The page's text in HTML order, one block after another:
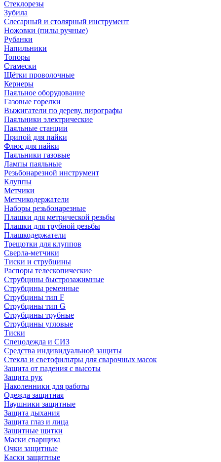
Стеклорезы
Зубила
Слесарный и столярный инструмент
Ножовки (пилы ручные)
Рубанки
Напильники
Топоры
Стамески
Щётки проволочные
Кернеры
Паяльное оборудование
Газовые горелки
Выжигатели по дереву, пирографы
Паяльники электрические
Паяльные станции
Припой для пайки
Флюс для пайки
Паяльники газовые
Лампы паяльные
Резьбонарезной инструмент
Клуппы
Метчики
Метчикодержатели
Наборы резьбонарезные
Плашки для метрической резьбы
Плашки для трубной резьбы
Плашкодержатели
Трещотки для клуппов
Сверла-метчики
Тиски и струбцины
Распоры телескопические
Струбцины быстрозажимные
Струбцины ременные
Струбцины тип F
Струбцины тип G
Струбцины трубные
Струбцины угловые
Тиски
Спецодежда и СИЗ
Средства индивидуальной защиты
Стекла и светофильтры для сварочных масок
Защита от падения с высоты
Защита рук
Наколенники для работы
Одежда защитная
Наушники защитные
Защита дыхания
Защита глаз и лица
Защитные щитки
Маски сварщика
Очки защитные
Каски защитные